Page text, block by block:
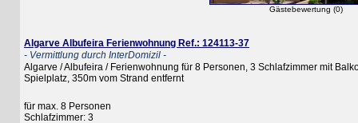
Gästebewertung (0)
Algarve Albufeira Ferienwohnung Ref.: 124113-37
- Vermittlung durch InterDomizil -
Algarve / Albufeira / Ferienwohnung für 8 Personen, 3 Schlafzimmer mit Balkon,
Spielplatz, 350m vom Strand entfernt
für max. 8 Personen
Schlafzimmer: 3